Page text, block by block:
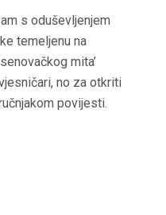
s oduševljenjem
temeljenu na
mita’
no za otkriti
povijesti.